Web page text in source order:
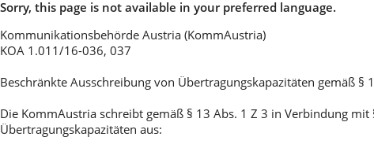
Sorry, this page is not available in your preferred language.
Kommunikationsbehörde Austria (KommAustria)
KOA 1.011/16-036, 037
Beschränkte Ausschreibung von Übertragungskapazitäten gemäß §
Die KommAustria schreibt gemäß § 13 Abs. 1 Z 3 in Verbindung
Übertragungskapazitäten aus: